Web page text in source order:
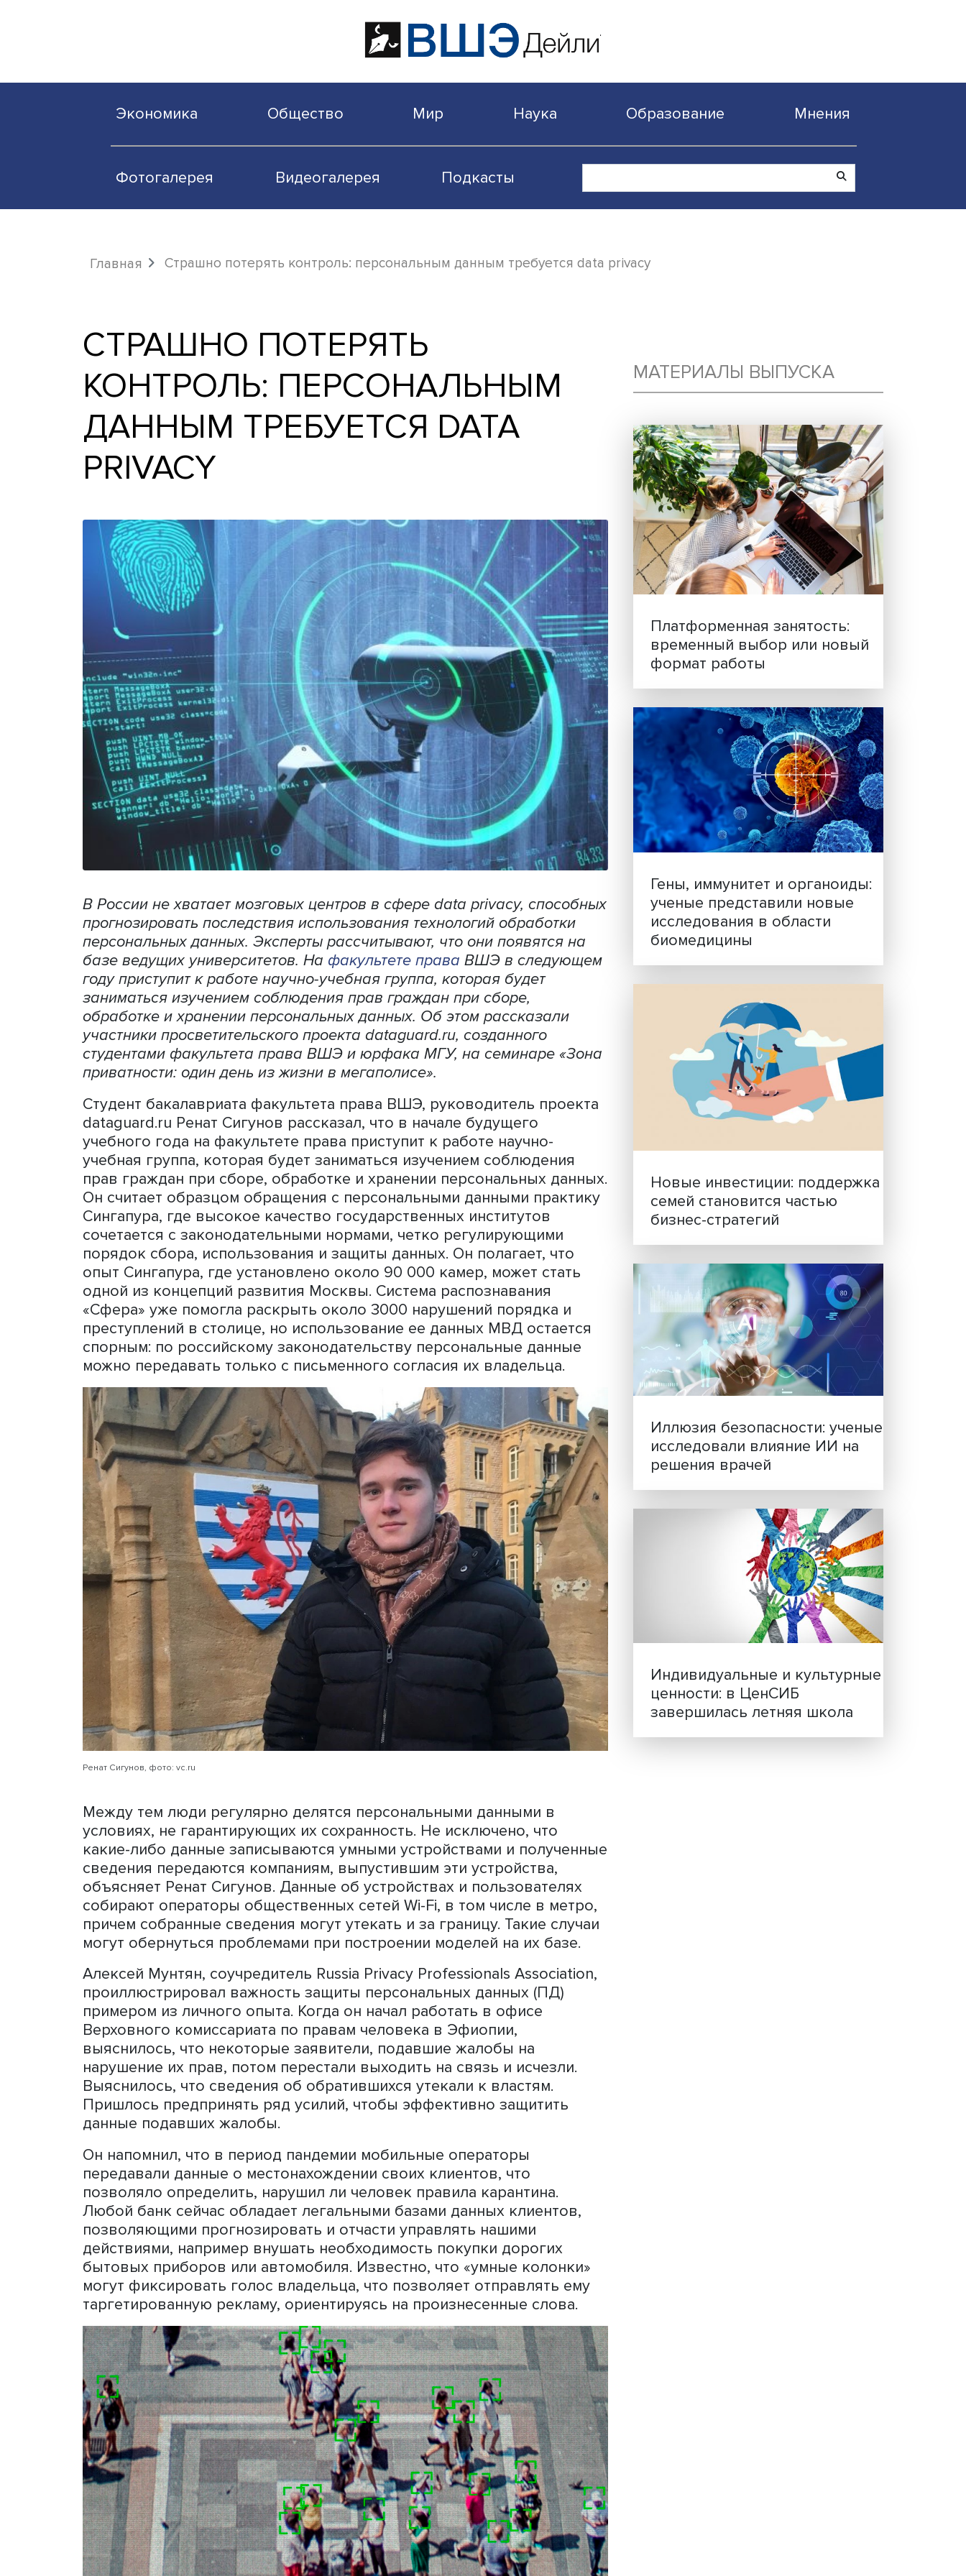
Фотогалерея Видеогалерея Подкасты
СТРАШНО ПОТЕРЯТЬ
КОНТРОЛЬ: ПЕРСОНАЛЬНЫМ
ДАННЫМ ТРЕБУЕТСЯ DATA
PRIVACY
В России не хватает мозговых центров в сфере data privacy, способных
прогнозировать последствия использования технологий обработки
персональных данных. Эксперты рассчитывают, что они появятся на
базе ведущих университетов. Нафакультете праваВШЭ в следующем
году приступит к работе научно-учебная группа, которая будет
заниматься изучением соблюдения прав граждан при сборе,
обработке и хранении персональных данных. Об этом рассказали
участники просветительского проекта dataguard.ru, созданного
студентами факультета права ВШЭ и юрфака МГУ, на семинаре «Зона
приватности: один день из жизни в мегаполисе».
Студент бакалавриата факультета права ВШЭ, руководитель проекта
dataguard.ru Ренат Сигунов рассказал, что в начале будущего
учебного года на факультете права приступит к работе научно-
учебная группа, которая будет заниматься изучением соблюдения
прав граждан при сборе, обработке и хранении персональных данных.
Он считает образцом обращения с персональными данными практику
Сингапура, где высокое качество государственных институтов
сочетается с законодательными нормами, четко регулирующими
порядок сбора, использования и защиты данных. Он полагает, что
опыт Сингапура, где установлено около 90 000 камер, может стать
одной из концепций развития Москвы. Система распознавания
«Сфера» уже помогла раскрыть около 3000 нарушений порядка и
преступлений в столице, но использование ее данных МВД остается
спорным: по российскому законодательству персональные данные
можно передавать только с письменного согласия их владельца.
Ренат Сигунов, фото: vc.ru
Между тем люди регулярно делятся персональными данными в
условиях, не гарантирующих их сохранность. Не исключено, что
какие-либо данные записываются умными устройствами и полученные
сведения передаются компаниям, выпустившим эти устройства,
объясняет Ренат Сигунов. Данные об устройствах и пользователях
собирают операторы общественных сетей Wi-Fi, в том числе в метро,
причем собранные сведения могут утекать и за границу. Такие случаи
могут обернуться проблемами при построении моделей на их базе.
Алексей Мунтян, соучредитель Russia Privacy Professionals Association,
проиллюстрировал важность защиты персональных данных (ПД)
примером из личного опыта. Когда он начал работать в офисе
Верховного комиссариата по правам человека в Эфиопии,
выяснилось, что некоторые заявители, подавшие жалобы на
нарушение их прав, потом перестали выходить на связь и исчезли.
Выяснилось, что сведения об обратившихся утекали к властям.
Пришлось предпринять ряд усилий, чтобы эффективно защитить
данные подавших жалобы.
Он напомнил, что в период пандемии мобильные операторы
передавали данные о местонахождении своих клиентов, что
позволяло определить, нарушил ли человек правила карантина.
Любой банк сейчас обладает легальными базами данных клиентов,
позволяющими прогнозировать и отчасти управлять нашими
МАТЕРИАЛЫ ВЫПУСКА
Платформенная
временный выбор или
формат работы
Гены, иммунитет и
ученые представили
исследования в области
биомедицины
Новые инвестиции:
семей становится частью
бизнес-стратегий
Иллюзия безопасности:
решения врачей